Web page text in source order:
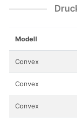
Modell
Convex
Convex
Convex